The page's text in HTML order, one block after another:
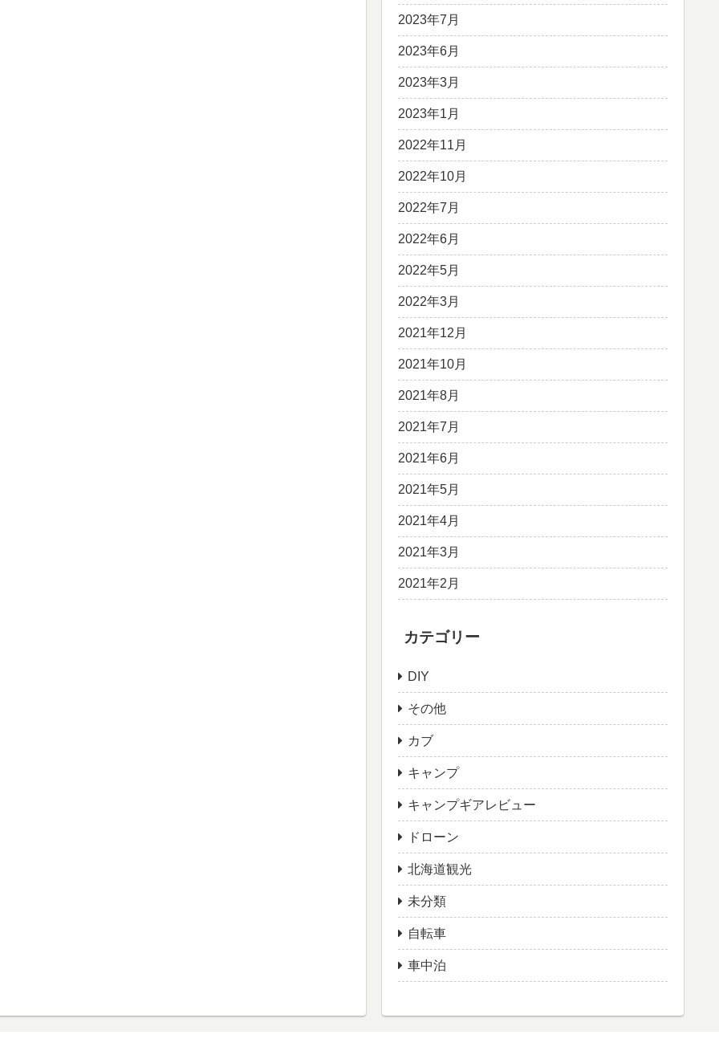
2023年7月
2023年6月
2023年3月
2023年1月
2022年11月
2022年10月
2022年7月
2022年6月
2022年5月
2022年3月
2021年12月
2021年10月
2021年8月
2021年7月
2021年6月
2021年5月
2021年4月
2021年3月
2021年2月
カテゴリー
DIY
その他
カブ
キャンプ
キャンプギアレビュー
ドローン
北海道観光
未分類
自転車
車中泊